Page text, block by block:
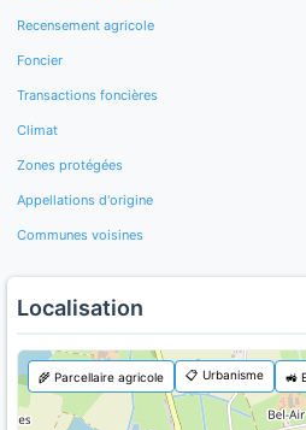
Recensement agricole
Foncier
Transactions foncières
Climat
Zones protégées
Appellations d'origine
Communes voisines
Localisation
🌾 Parcellaire agricole 📋 Urbanisme 🚜